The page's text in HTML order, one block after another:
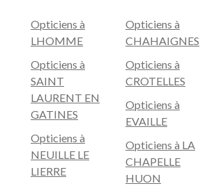
Opticiens à
LHOMME
Opticiens à
SAINT
LAURENT EN
GATINES
Opticiens à
NEUILLE LE
LIERRE
Opticiens à
CHAHAIGNES
Opticiens à
CROTELLES
Opticiens à
EVAILLE
Opticiens à LA
CHAPELLE
HUON